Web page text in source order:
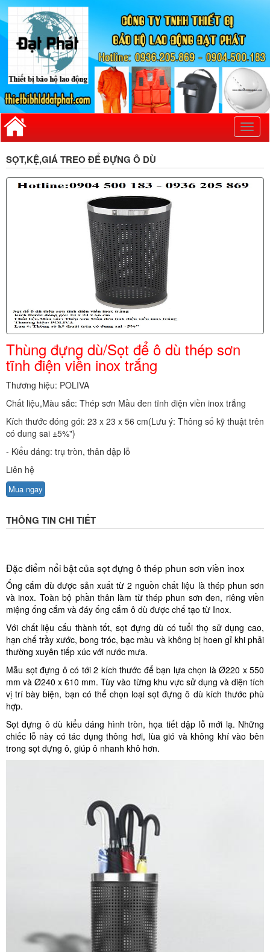
SỌT,KỆ,GIÁ TREO ĐỂ ĐỰNG Ô DÙ
Thùng đựng dù/Sọt để ô dù thép sơn
tĩnh điện viền inox trắng
Thương hiệu: POLIVA
Chất liệu,Màu sắc: Thép sơn Mầu đen tĩnh điện viền inox trắng
Kích thước đóng gói: 23 x 23 x 56 cm(Lưu ý: Thông số kỹ thuật trên
có dung sai ±5%")
- Kiểu dáng: trụ tròn, thân dập lỗ
Liên hệ
Mua ngay
THÔNG TIN CHI TIẾT
Đặc điểm nổi bật của sọt đựng ô thép phun sơn viền inox
Ống cắm dù được sản xuất từ 2 nguồn chất liệu là thép phun sơn
và inox. Toàn bộ phần thân làm từ thép phun sơn đen, riêng viền
miệng ống cắm và đáy ống cắm ô dù được chế tạo từ Inox.
Với chất liệu cấu thành tốt, sọt đựng dù có tuổi thọ sử dụng cao,
hạn chế trầy xước, bong tróc, bạc màu và không bị hoen gỉ khi phải
thường xuyên tiếp xúc với nước mưa.
Mẫu sọt đựng ô có tới 2 kích thước để bạn lựa chọn là Ø220 x 550
mm và Ø240 x 610 mm. Tùy vào từng khu vực sử dụng và diện tích
vị trí bày biện, bạn có thể chọn loại sọt đựng ô dù kích thước phù
hợp.
Sọt đựng ô dù kiểu dáng hình tròn, họa tiết dập lỗ mới lạ. Những
chiếc lỗ này có tác dụng thông hơi, lùa gió và không khí vào bên
trong sọt đựng ô, giúp ô nhanh khô hơn.